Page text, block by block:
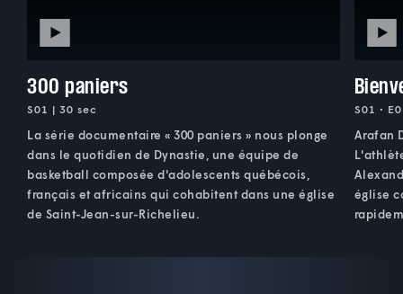
300 paniers
S01 | 30 sec
La série documentaire « 300 paniers » nous plonge
dans le quotidien de Dynastie, une équipe de
basketball composée d'adolescents québécois,
français et africains qui cohabitent dans une église
de Saint-Jean-sur-Richelieu.
S01 •
Arafan
église